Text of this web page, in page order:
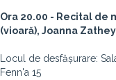
Ora 20.00 - Recital de
(vioară), Joanna
Locul de desfășurare:
Fenn'a 15